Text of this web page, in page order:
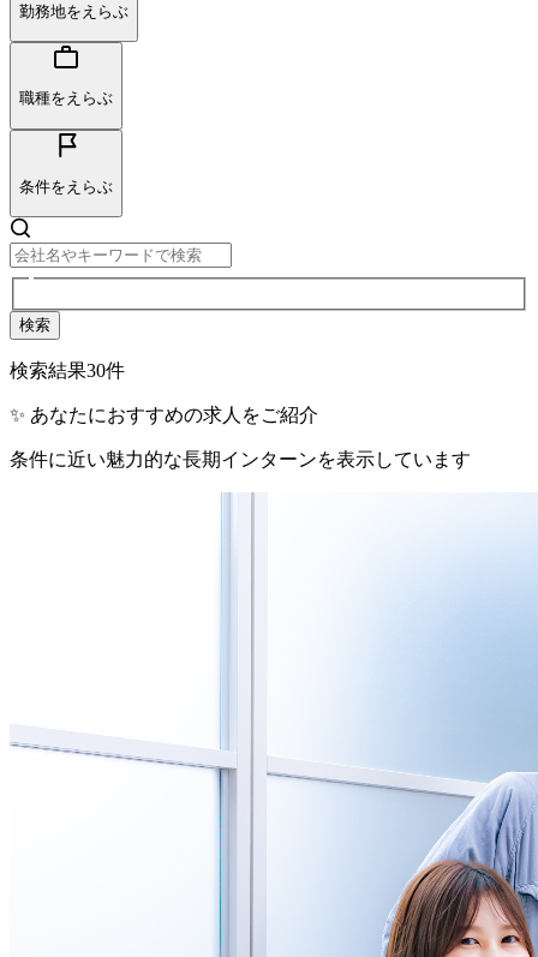
勤務地をえらぶ
職種をえらぶ
条件をえらぶ
検索
検索結果30件
✨ あなたにおすすめの求人をご紹介
条件に近い魅力的な長期インターンを表示しています